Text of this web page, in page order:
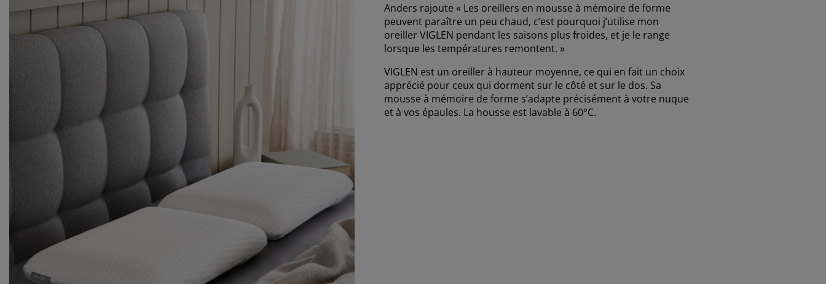
Anders rajoute « Les oreillers en mousse à mémoire de forme
peuvent paraître un peu chaud, c’est pourquoi j’utilise mon
oreiller VIGLEN pendant les saisons plus froides, et je le range
lorsque les températures remontent. »
VIGLEN est un oreiller à hauteur moyenne, ce qui en fait un choix
apprécié pour ceux qui dorment sur le côté et sur le dos. Sa
mousse à mémoire de forme s’adapte précisément à votre nuque
et à vos épaules. La housse est lavable à 60°C.